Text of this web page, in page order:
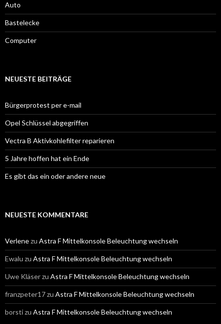
Auto
Bastelecke
Computer
NEUESTE BEITRÄGE
Bürgerprotest per e-mail
Opel Schlüssel abgegriffen
Vectra B Aktivkohlefilter reparieren
5 Jahre hoffen hat ein Ende
Es gibt das ein oder andere neue
NEUESTE KOMMENTARE
Verlenezu Astra F Mittelkonsole Beleuchtung wechseln
Ewalu zu Astra F Mittelkonsole Beleuchtung wechseln
Uwe Kläserzu Astra F Mittelkonsole Beleuchtung wechseln
franzpeter17zu Astra F Mittelkonsole Beleuchtung wechseln
borstizu Astra F Mittelkonsole Beleuchtung wechseln